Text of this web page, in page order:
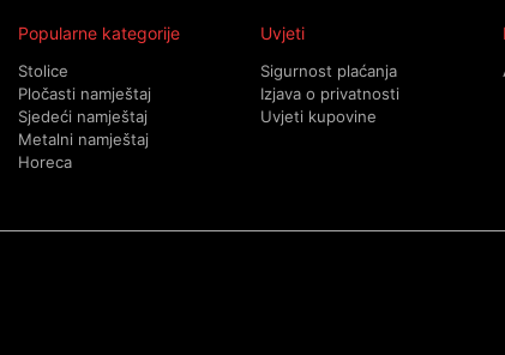
Popularne kategorije
Stolice
Pločasti namještaj
Sjedeći namještaj
Metalni namještaj
Horeca
Uvjeti
Sigurnost plaćanja
Izjava o privatnosti
Uvjeti kupovine